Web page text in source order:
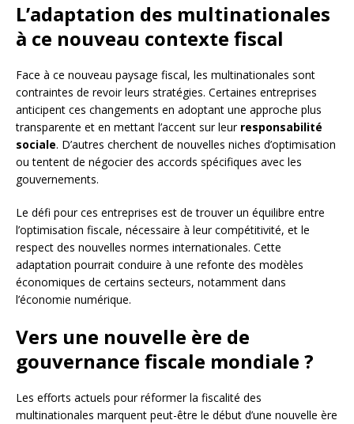
L’adaptation des multinationales
à ce nouveau contexte fiscal
Face à ce nouveau paysage fiscal, les multinationales sont
contraintes de revoir leurs stratégies. Certaines entreprises
anticipent ces changements en adoptant une approche plus
transparente et en mettant l’accent sur leur responsabilité
sociale. D’autres cherchent de nouvelles niches d’optimisation
ou tentent de négocier des accords spécifiques avec les
gouvernements.
Le défi pour ces entreprises est de trouver un équilibre entre
l’optimisation fiscale, nécessaire à leur compétitivité, et le
respect des nouvelles normes internationales. Cette
adaptation pourrait conduire à une refonte des modèles
économiques de certains secteurs, notamment dans
l’économie numérique.
Vers une nouvelle ère de
gouvernance fiscale mondiale ?
Les efforts actuels pour réformer la fiscalité des
multinationales marquent peut-être le début d’une nouvelle ère